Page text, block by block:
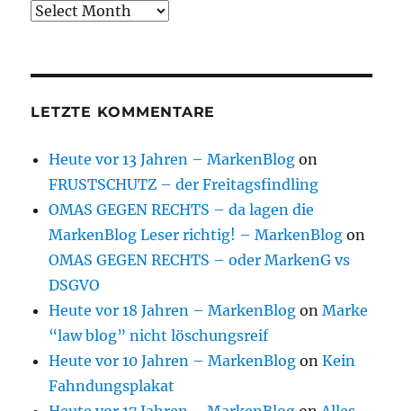
Archive
LETZTE KOMMENTARE
Heute vor 13 Jahren – MarkenBlog on
FRUSTSCHUTZ – der Freitagsfindling
OMAS GEGEN RECHTS – da lagen die
MarkenBlog Leser richtig! – MarkenBlog on
OMAS GEGEN RECHTS – oder MarkenG vs
DSGVO
Heute vor 18 Jahren – MarkenBlog onMarke
“law blog” nicht löschungsreif
Heute vor 10 Jahren – MarkenBlog onKein
Fahndungsplakat